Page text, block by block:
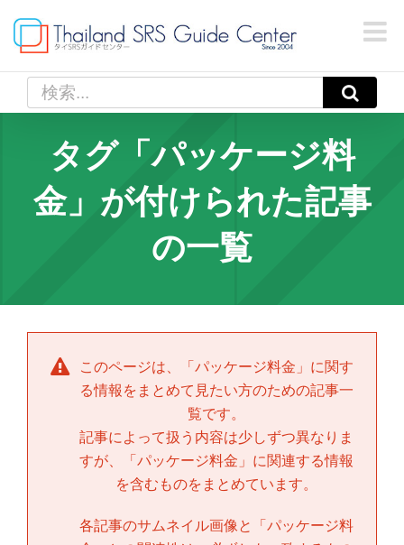
content
索
タグ「パッケージ料
金」が付けられた記事
の一覧
このページは、「 パッケージ料金 」に関す
る情報をまとめて見たい方のための記事一
覧です。
記事によって扱う内容は少しずつ異なりま
すが、「 パッケージ料金 」に関連する情報
を含むものをまとめています。
各記事のサムネイル画像と「 パッケージ料